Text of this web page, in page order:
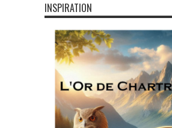
INSPIRATION